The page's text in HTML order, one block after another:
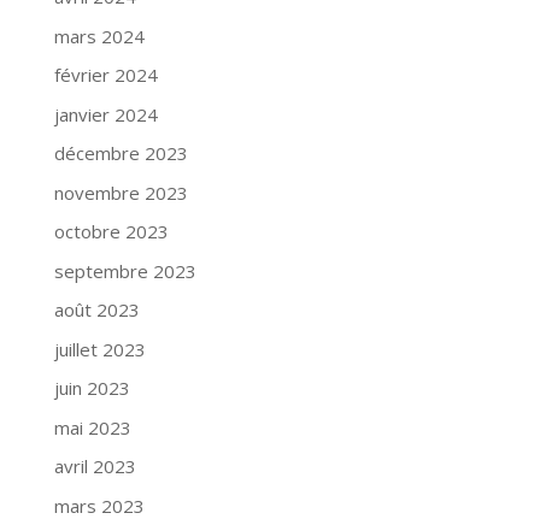
mars 2024
février 2024
janvier 2024
décembre 2023
novembre 2023
octobre 2023
septembre 2023
août 2023
juillet 2023
juin 2023
mai 2023
avril 2023
mars 2023